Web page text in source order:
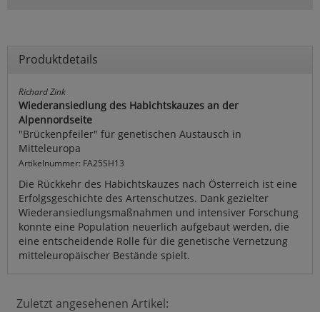
Produktdetails
Richard Zink
Wiederansiedlung des Habichtskauzes an der
Alpennordseite
"Brückenpfeiler" für genetischen Austausch in
Mitteleuropa
Artikelnummer: FA25SH13
Die Rückkehr des Habichtskauzes nach Österreich ist eine
Erfolgsgeschichte des Artenschutzes. Dank gezielter
Wiederansiedlungsmaßnahmen und intensiver Forschung
konnte eine Population neuerlich aufgebaut werden, die
eine entscheidende Rolle für die genetische Vernetzung
mitteleuropäischer Bestände spielt.
Zuletzt angesehenen Artikel: